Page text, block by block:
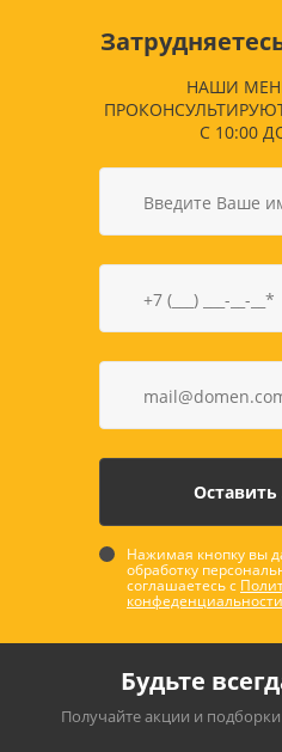
НАШИ
С 10:00
Нажимая кнопку вы
обработку
соглашаетесь с
конфеденциальности
Будьте
Получайте акции и